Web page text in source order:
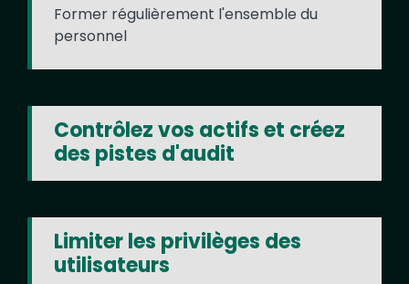
Former régulièrement l'ensemble du
personnel
Contrôlez vos actifs et créez
des pistes d'audit
Limiter les privilèges des
utilisateurs